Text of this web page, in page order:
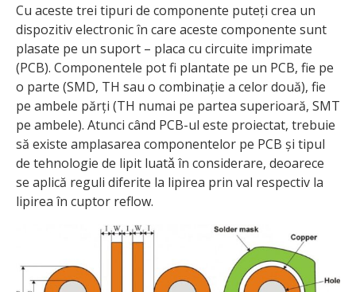
Cu aceste trei tipuri de componente puteți crea un
dispozitiv electronic în care aceste componente sunt
plasate pe un suport – placa cu circuite imprimate
(PCB). Componentele pot fi plantate pe un PCB, fie pe
o parte (SMD, TH sau o combinație a celor două), fie
pe ambele părți (TH numai pe partea superioară, SMT
pe ambele). Atunci când PCB-ul este proiectat, trebuie
să existe amplasarea componentelor pe PCB și tipul
de tehnologie de lipit luatǎ în considerare, deoarece
se aplică reguli diferite la lipirea prin val respectiv la
lipirea în cuptor reflow.